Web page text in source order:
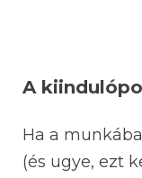
A
Ha a
(és ugye, ezt